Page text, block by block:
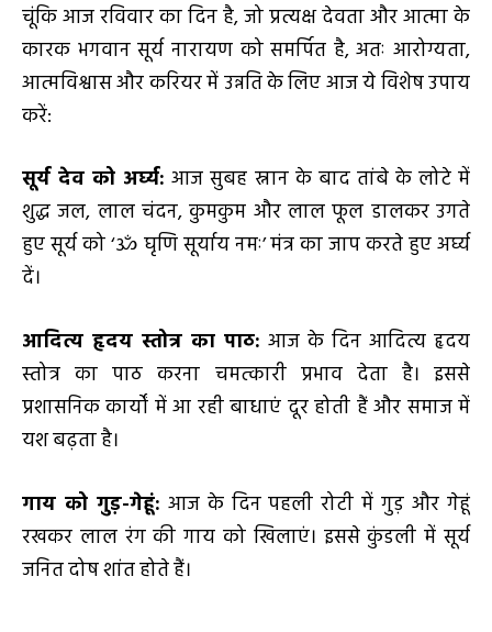
चूंकि आज रविवार का दिन है, जो प्रत्यक्ष देवता और आत्मा के
कारक भगवान सूर्य नारायण को समर्पित है, अतः आरोग्यता,
आत्मविश्वास और करियर में उन्नति के लिए आज ये विशेष उपाय
करें:
सूर्य देव को अर्घ्य: आज सुबह स्नान के बाद तांबे के लोटे में
शुद्ध जल, लाल चंदन, कुमकुम और लाल फूल डालकर उगते
हुए सूर्य को ‘ॐ घृणि सूर्याय नमः’ मंत्र का जाप करते हुए अर्घ्य
दें।
आदित्य हृदय स्तोत्र का पाठ: आज के दिन आदित्य हृदय
स्तोत्र का पाठ करना चमत्कारी प्रभाव देता है। इससे
प्रशासनिक कार्यों में आ रही बाधाएं दूर होती हैं और समाज में
यश बढ़ता है।
गाय को गुड़-गेहूं: आज के दिन पहली रोटी में गुड़ और गेहूं
रखकर लाल रंग की गाय को खिलाएं। इससे कुंडली में सूर्य
जनित दोष शांत होते हैं।